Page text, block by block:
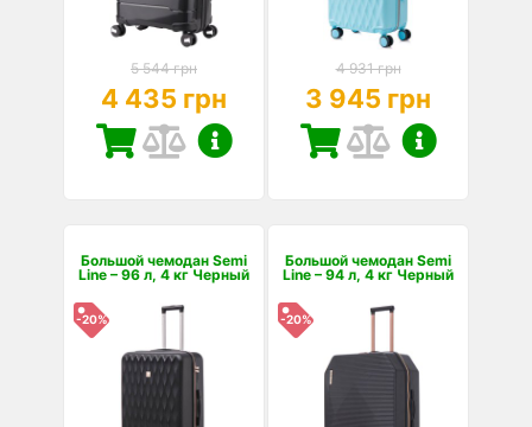
5 544 грн
4 435 грн
4 931 грн
3 945 грн
Большой чемодан Semi
Line – 96 л, 4 кг Черный
-20%
Большой чемодан Semi
Line – 94 л, 4 кг Черный
-20%